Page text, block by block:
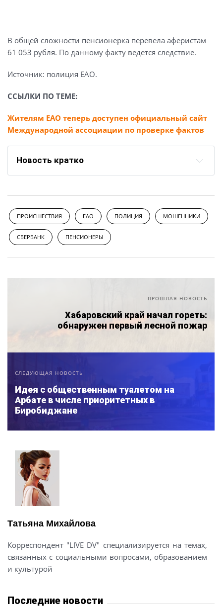
В общей сложности пенсионерка перевела аферистам
61 053 рубля. По данному факту ведется следствие.
Источник: полиция ЕАО.
ССЫЛКИ ПО ТЕМЕ:
Жителям ЕАО теперь доступен официальный сайт
Международной ассоциации по проверке фактов
Новость кратко
ПРОИСШЕСТВИЯ ЕАО ПОЛИЦИЯ МОШЕННИКИ
СБЕРБАНК ПЕНСИОНЕРЫ
ПРОШЛАЯ НОВОСТЬ
Хабаровский край начал гореть:
обнаружен первый лесной пожар
СЛЕДУЮЩАЯ НОВОСТЬ
Идея с общественным туалетом на
Арбате в числе приоритетных в
Биробиджане
Татьяна Михайлова
Корреспондент "LIVE DV" специализируется на темах,
связанных с социальными вопросами, образованием
и культурой
Последние новости